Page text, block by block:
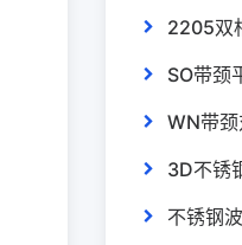
2205双
SO带颈
WN带
3D不锈
不锈钢